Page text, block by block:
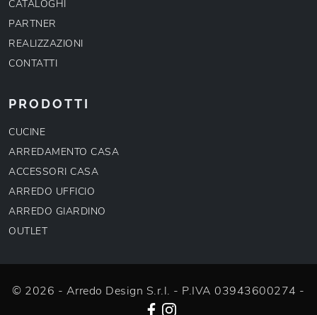
CATALOGHI
PARTNER
REALIZZAZIONI
CONTATTI
PRODOTTI
CUCINE
ARREDAMENTO CASA
ACCESSORI CASA
ARREDO UFFICIO
ARREDO GIARDINO
OUTLET
© 2026 - Arredo Design S.r.l. - P.IVA 03943600274 -